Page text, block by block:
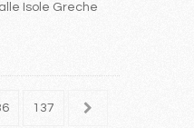
Isole Greche
137 138